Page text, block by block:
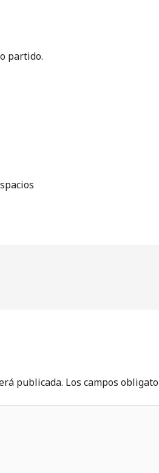
partido.
publicada. Los campos